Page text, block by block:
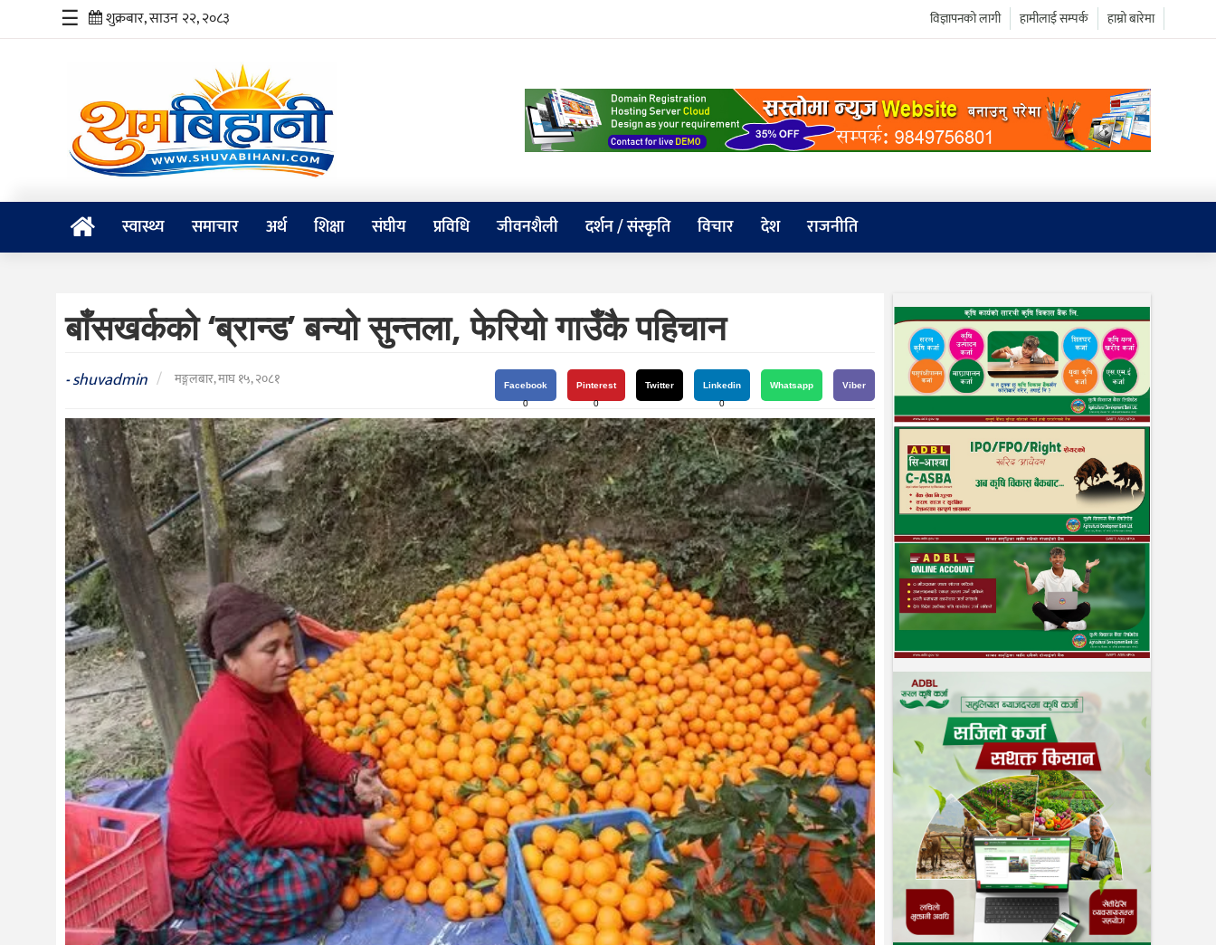
समाचार
संघीय
जीवनशैली
संस्कृति
विचार
राजनीति
☰ शुक्रबार, साउन २२, २०८३ हाम्रो बारेमा
हामीलाई सम्पर्क
विज्ञापनको लागी
स्वास्थ्य समाचार अर्थ शिक्षा संघीय प्रविधि जीवनशैली दर्शन / संस्कृति विचार देश राजनीति
बाँसखर्कको ‘ब्रान्ड’ बन्यो सुन्तला, फेरियो गाउँकै पहिचान
-shuvadmin / मङ्गलबार, माघ १५, २०८१
Facebook
0
Pinterest
0
Twitter
Linkedin
0
Whatsapp Viber